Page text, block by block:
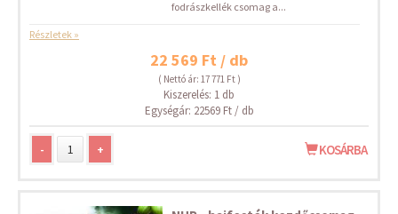
fodrászkellék csomag a...
Részletek »
22 569 Ft / db
( Nettó ár: 17 771 Ft )
Kiszerelés: 1 db
Egységár: 22569 Ft / db
- + KOSÁRBA